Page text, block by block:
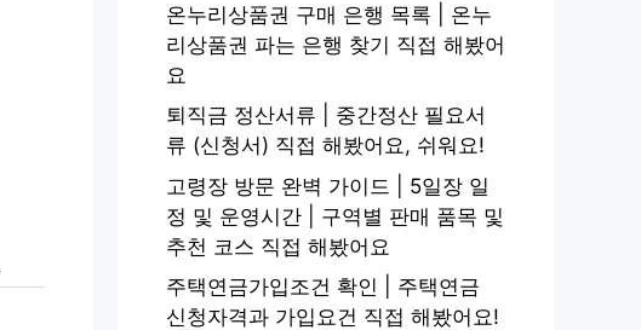
온누리상품권 구매 은행 목록 | 온누
리상품권 파는 은행 찾기 직접 해봤어
요
퇴직금 정산서류 | 중간정산 필요서
류 (신청서) 직접 해봤어요, 쉬워요!
고령장 방문 완벽 가이드 | 5일장 일
정 및 운영시간 | 구역별 판매 품목 및
추천 코스 직접 해봤어요
주택연금가입조건 확인 | 주택연금
신청자격과 가입요건 직접 해봤어요!